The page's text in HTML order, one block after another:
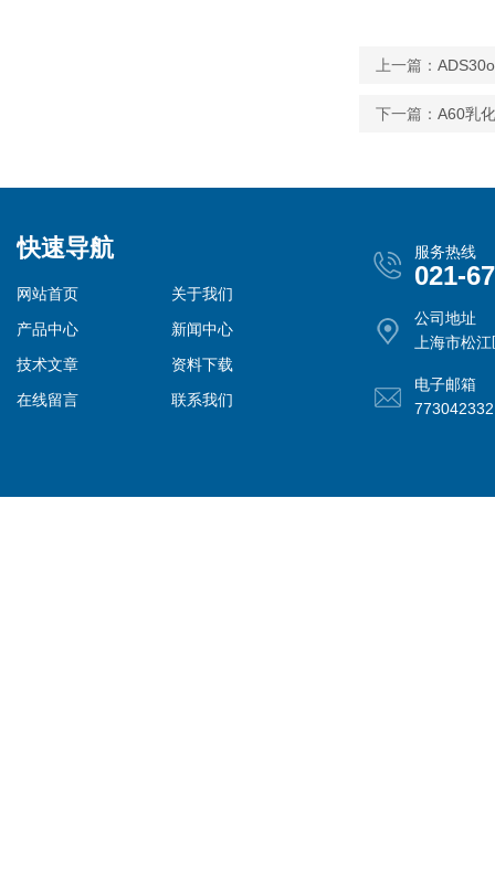
上一篇：
下一篇： A60乳
快速导航
网站首页
关于我们
产品中心
新闻中心
技术文章
资料下载
在线留言
联系我们
服务热线
021-
公司地址
上海市松
电子邮箱